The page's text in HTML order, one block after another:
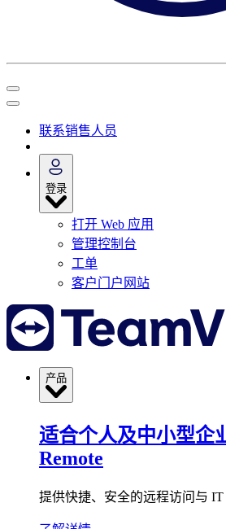
联系销售人员
登录
打开 Web 应用
管理控制台
工单
客户门户网站
产品
适合个人及中小型企
Remote
提供快捷、安全的远程访问与 IT